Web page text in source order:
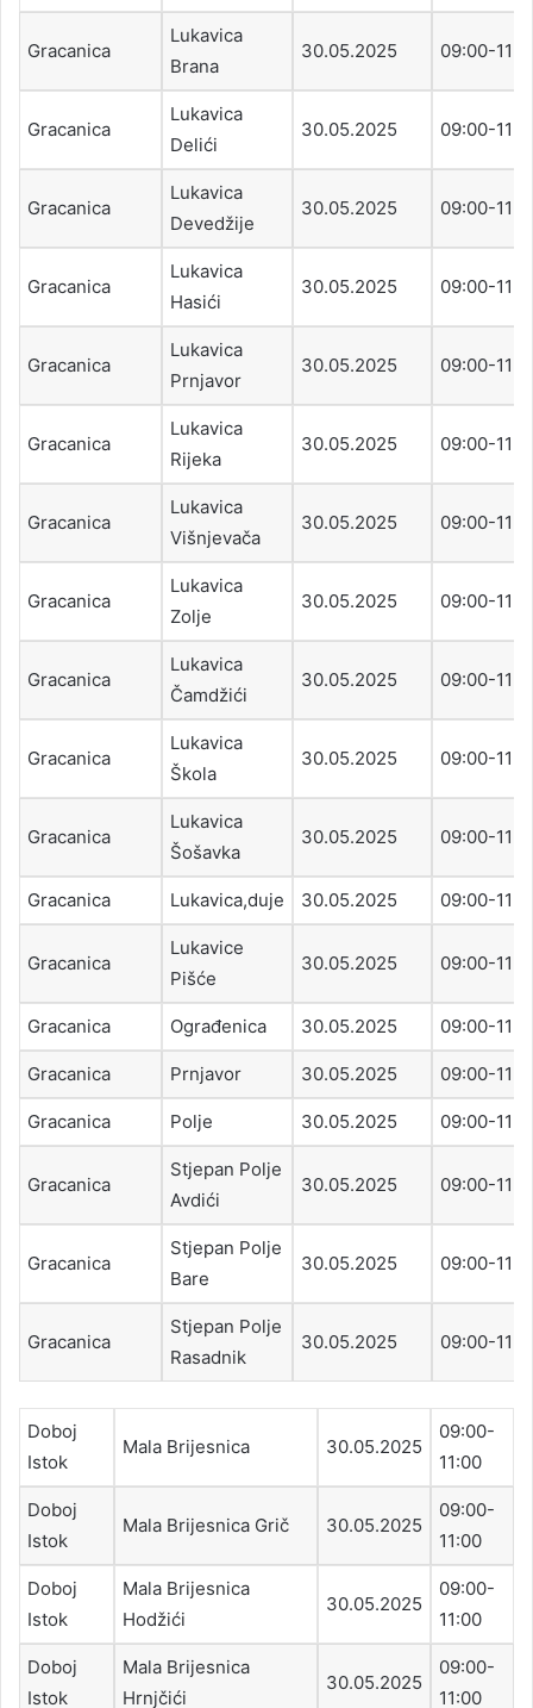
Gracanica
Lukavica
Brana
30.05.2025 09:00-
Gracanica
Lukavica
Delići
30.05.2025 09:00-
Gracanica
Lukavica
Devedžije
30.05.2025 09:00-
Gracanica
Lukavica
Hasići
30.05.2025 09:00-
Gracanica
Lukavica
Prnjavor
30.05.2025 09:00-
Gracanica
Lukavica
Rijeka
30.05.2025 09:00-
Gracanica
Lukavica
Višnjevača
30.05.2025 09:00-
Gracanica
Lukavica
Zolje
30.05.2025 09:00-
Gracanica
Lukavica
Čamdžići
30.05.2025 09:00-
Gracanica
Lukavica
Škola
30.05.2025 09:00-
Gracanica
Lukavica
Šošavka
30.05.2025 09:00-
Gracanica Lukavica,duje 30.05.2025 09:00-
Gracanica
Lukavice
Pišće
30.05.2025 09:00-
Gracanica Ograđenica 30.05.2025 09:00-
Gracanica Prnjavor 30.05.2025 09:00-
Gracanica Polje 30.05.2025 09:00-
Gracanica
Stjepan Polje
Avdići
30.05.2025 09:00-
Gracanica
Stjepan Polje
Bare
30.05.2025 09:00-
Gracanica
Stjepan Polje
Rasadnik
30.05.2025 09:00-
Doboj
Istok
Mala Brijesnica 30.05.2025
09:00-
11:00
Doboj
Istok
Mala Brijesnica Grič 30.05.2025
09:00-
11:00
Doboj
Istok
Mala Brijesnica
Hodžići
30.05.2025
09:00-
11:00
Doboj
Istok
Mala Brijesnica
Hrnjčići
30.05.2025
09:00-
11:00